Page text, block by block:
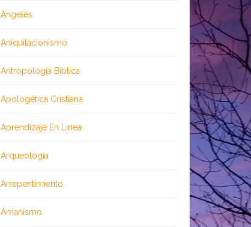
Angeles
Aniquilacionismo
Antropología Bíblica
Apologética Cristiana
Aprendizaje En Línea
Arqueología
Arrepentimiento
Arrianismo